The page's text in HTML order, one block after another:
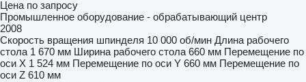
Цена по запросу
Промышленное оборудование - обрабатывающий центр
2008
Скорость вращения шпинделя 10 000 об/мин Длина рабочего
стола 1 670 мм Ширина рабочего стола 660 мм Перемещение по
оси X 1 524 мм Перемещение по оси Y 660 мм Перемещение по
оси Z 610 мм